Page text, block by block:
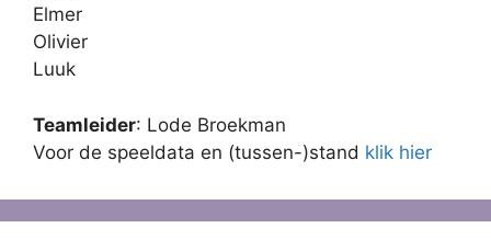
Elmer
Olivier
Luuk
Teamleider: Lode Broekman
Voor de speeldata en (tussen-)stand klik hier